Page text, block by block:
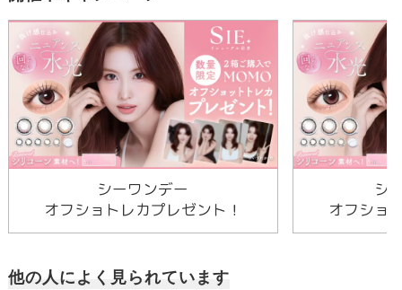
シーワンデー
オフショトレカプレゼント！
シ
オフショ
他の人によく見られています